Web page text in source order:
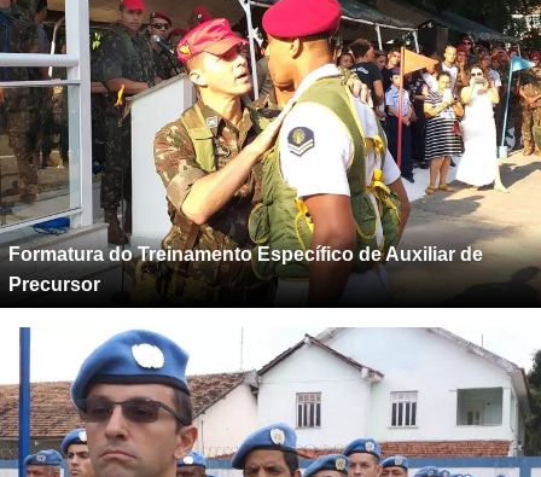
Formatura do Treinamento Específico de Auxiliar de
Precursor